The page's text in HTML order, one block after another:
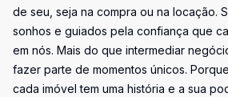
de seu, seja na compra ou na locação.
sonhos e guiados pela confiança que
em nós. Mais do que intermediar
fazer parte de momentos únicos.
cada imóvel tem uma história e a sua